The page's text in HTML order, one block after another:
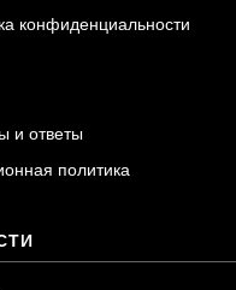
конфиденциальности
и ответы
политика